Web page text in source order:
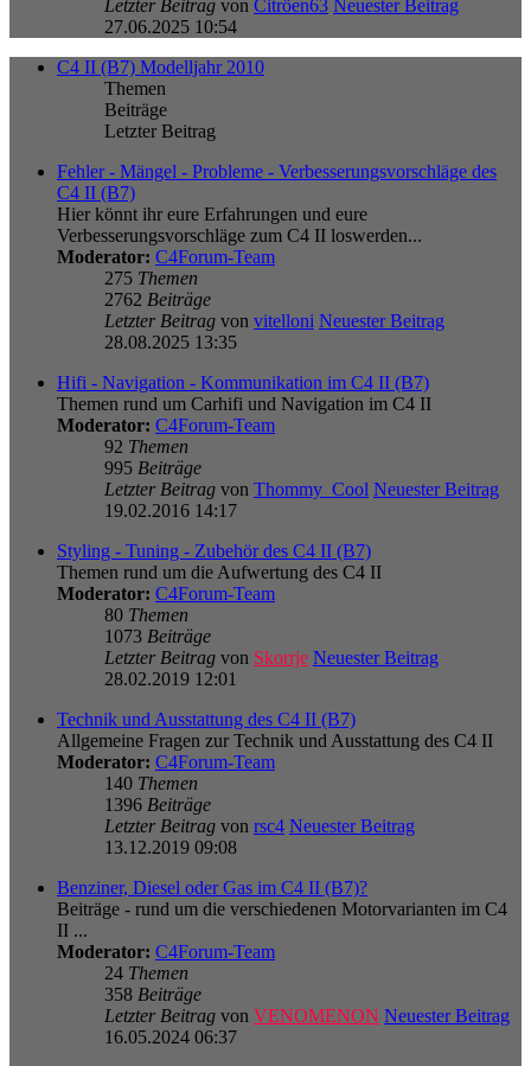
Letzter Beitrag von Citröen63 Neuester Beitrag
27.06.2025 10:54
C4 II (B7) Modelljahr 2010
Themen
Beiträge
Letzter Beitrag
Fehler - Mängel - Probleme - Verbesserungsvorschläge des
C4 II (B7)
Hier könnt ihr eure Erfahrungen und eure
Verbesserungsvorschläge zum C4 II loswerden...
Moderator: C4Forum-Team
275 Themen
2762 Beiträge
Letzter Beitrag von vitelloni Neuester Beitrag
28.08.2025 13:35
Hifi - Navigation - Kommunikation im C4 II (B7)
Themen rund um Carhifi und Navigation im C4 II
Moderator: C4Forum-Team
92 Themen
995 Beiträge
Letzter Beitrag von Thommy_Cool Neuester Beitrag
19.02.2016 14:17
Styling - Tuning - Zubehör des C4 II (B7)
Themen rund um die Aufwertung des C4 II
Moderator: C4Forum-Team
80 Themen
1073 Beiträge
Letzter Beitrag von Skorrje Neuester Beitrag
28.02.2019 12:01
Technik und Ausstattung des C4 II (B7)
Allgemeine Fragen zur Technik und Ausstattung des C4 II
Moderator: C4Forum-Team
140 Themen
1396 Beiträge
Letzter Beitrag von rsc4 Neuester Beitrag
13.12.2019 09:08
Benziner, Diesel oder Gas im C4 II (B7)?
Beiträge - rund um die verschiedenen Motorvarianten im C4
II ...
Moderator: C4Forum-Team
24 Themen
358 Beiträge
Letzter Beitrag von VENOMENON Neuester Beitrag
16.05.2024 06:37